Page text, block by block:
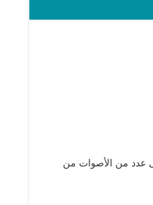
عدد من الأصوات من